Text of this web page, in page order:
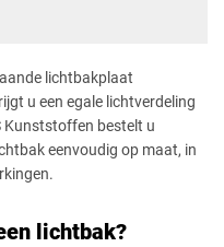
lichtbakplaat
u een egale lichtverdeling
Kunststoffen bestelt u
eenvoudig op maat, in
lichtbak?